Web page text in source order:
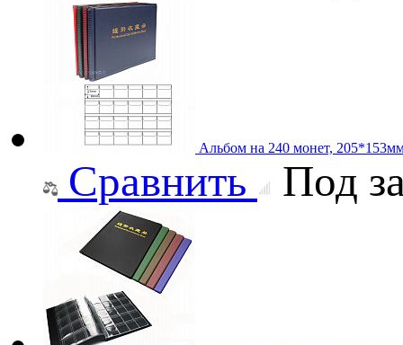
Альбом на 240 монет,
Сравнить Под